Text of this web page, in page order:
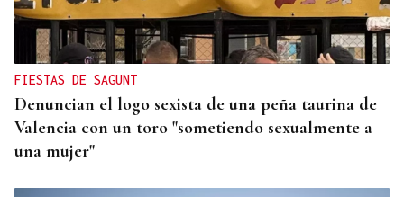
Muere a los 50 años el DJ francés Kavinsky, autor
del icónico tema "Nightcall"
FIESTAS DE SAGUNT
Denuncian el logo sexista de una peña taurina de
Valencia con un toro "sometiendo sexualmente a
una mujer"